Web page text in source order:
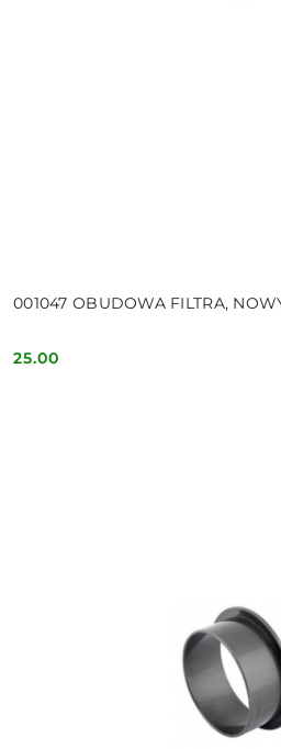
001047 OBUDOWA FILTRA,
Cena:
25.00